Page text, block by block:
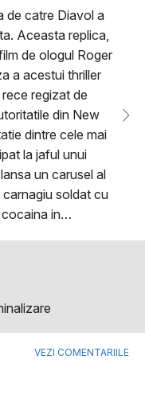
de catre Diavol a
Aceasta replica,
de ologul Roger
a acestui thriller
regizat de
din New
dintre cele mai
la jaful unui
un carusel al
soldat cu
cocaina in…
VEZI COMENTARIILE